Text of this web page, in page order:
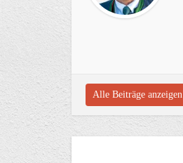
Alle Beiträge anzeigen